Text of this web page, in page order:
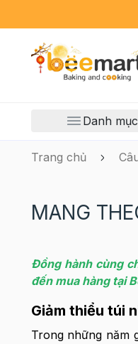
Danh mục
Trang chủ
MANG
Đồng hành cùng
đến mua hàng tại
Giảm thiểu túi
Trong những năm